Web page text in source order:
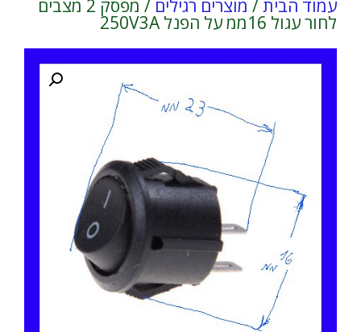
עמוד הבית/ מוצרים רגילים / מפסק 2 מצבים
לחור עגול 16ממ על הפנל 250V3A